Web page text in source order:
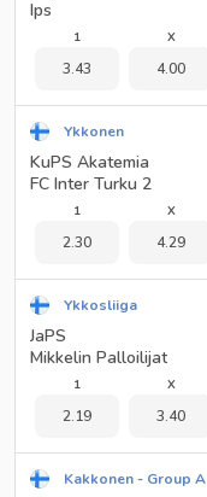
Ips
1
3.43
X
4.00
Ykkonen
KuPS Akatemia
FC Inter Turku 2
1
2.30
X
4.29
Ykkosliiga
JaPS
Mikkelin Palloilijat
1
2.19
X
3.40
Kakkonen - Group A